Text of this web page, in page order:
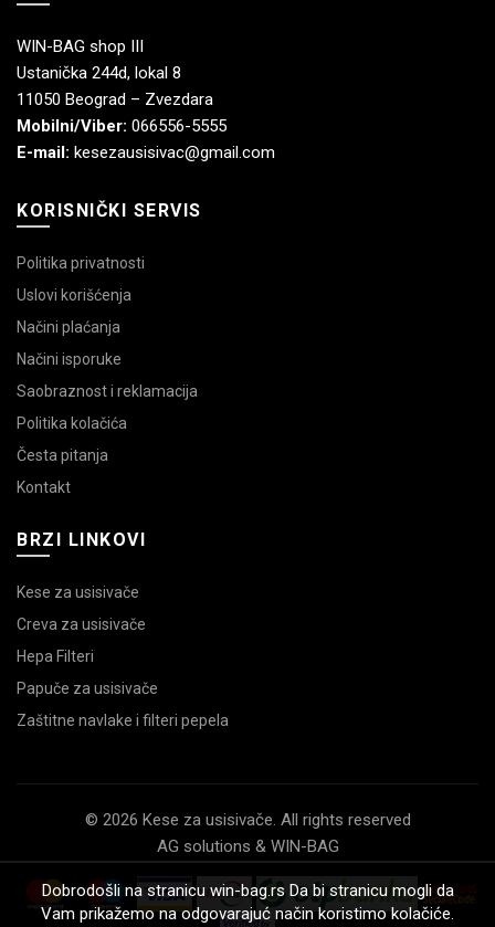
WIN-BAG shop III
Ustanička 244d, lokal 8
11050 Beograd – Zvezdara
Mobilni/Viber: 066556-5555
E-mail: kesezausisivac@gmail.com
KORISNIČKI SERVIS
Politika privatnosti
Uslovi korišćenja
Načini plaćanja
Načini isporuke
Saobraznost i reklamacija
Politika kolačića
Česta pitanja
Kontakt
BRZI LINKOVI
Kese za usisivače
Creva za usisivače
Hepa Filteri
Papuče za usisivače
Zaštitne navlake i filteri pepela
© 2026 Kese za usisivače. All rights reserved
AG solutions & WIN-BAG
Dobrodošli na stranicu win-bag.rs Da bi stranicu mogli da
Vam prikažemo na odgovarajuć način koristimo kolačiće.